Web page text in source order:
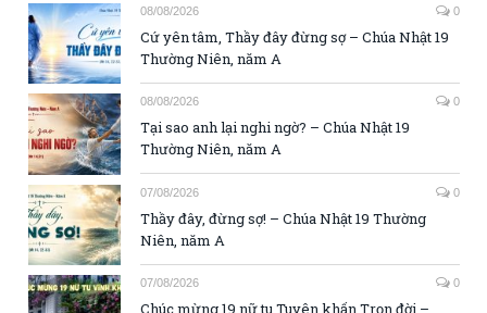
08/08/2026 0
Cứ yên tâm, Thầy đây đừng sợ – Chúa Nhật 19
Thường Niên, năm A
08/08/2026 0
Tại sao anh lại nghi ngờ? – Chúa Nhật 19
Thường Niên, năm A
07/08/2026 0
Thầy đây, đừng sợ! – Chúa Nhật 19 Thường
Niên, năm A
07/08/2026 0
Chúc mừng 19 nữ tu Tuyên khấn Trọn đời –